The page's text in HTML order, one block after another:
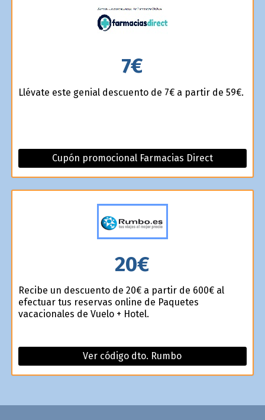
7€
Llévate este genial descuento de 7€ a partir de 59€.
Cupón promocional Farmacias Direct
20€
Recibe un descuento de 20€ a partir de 600€ al
efectuar tus reservas online de Paquetes
vacacionales de Vuelo + Hotel.
Ver código dto. Rumbo